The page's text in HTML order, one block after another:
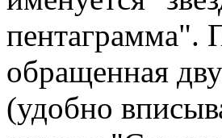
пентаграмма".
обращенная
(удобно